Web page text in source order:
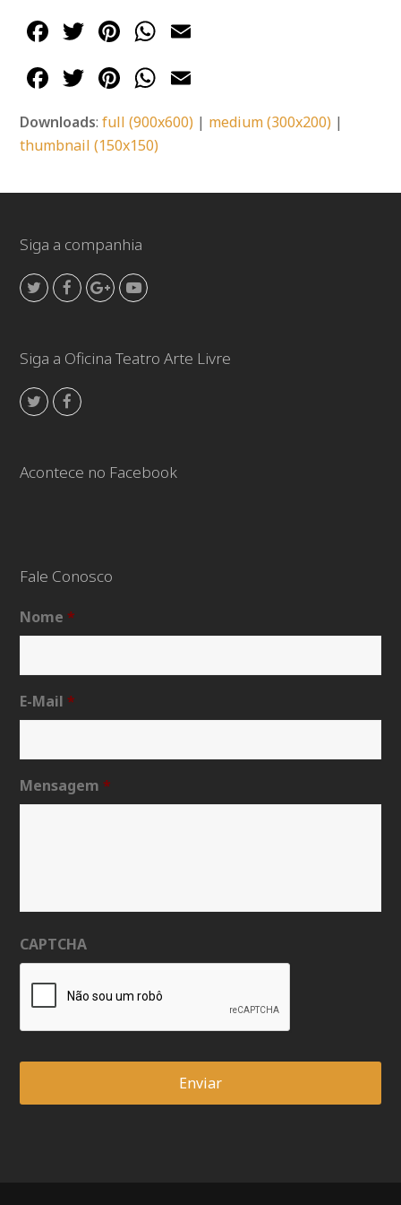
Facebook
Twitter
Pinterest
WhatsApp
Facebook
Twitter
Pinterest
WhatsApp
Downloads:full (900x600) | medium (300x200) |
thumbnail (150x150)
Siga a companhia
TwitterFacebookGooglePlus
Youtube
Siga a Oficina Teatro Arte Livre
TwitterFacebook
Acontece no Facebook
Fale Conosco
Nome *
E-Mail *
Mensagem *
CAPTCHA